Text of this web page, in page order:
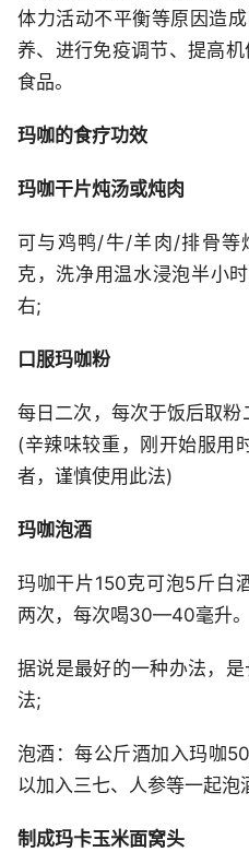
体力活动不平衡等原因造
养、进行免疫调节、提高
食品。
玛咖的食疗功效
玛咖干片炖汤或炖肉
可与鸡鸭/牛/羊肉/排骨等
克，洗净用温水浸泡半小
右;
口服玛咖粉
每日二次，每次于饭后取粉
(辛辣味较重，刚开始服用
者，谨慎使用此法)
玛咖泡酒
玛咖干片150克可泡5斤白
两次，每次喝30—40毫升。
据说是最好的一种办法，
法;
泡酒：每公斤酒加入玛咖
以加入三七、人参等一起泡
制成玛卡玉米面窝头